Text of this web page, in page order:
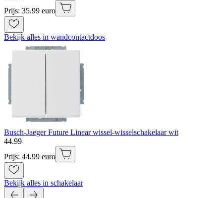
Prijs: 35.99 euro
Bekijk alles in wandcontactdoos
Busch-Jaeger Future Linear wissel-wisselschakelaar wit
44.99
Prijs: 44.99 euro
Bekijk alles in schakelaar